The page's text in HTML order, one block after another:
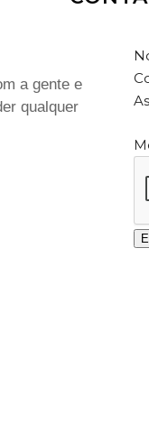
a gente e
qualquer